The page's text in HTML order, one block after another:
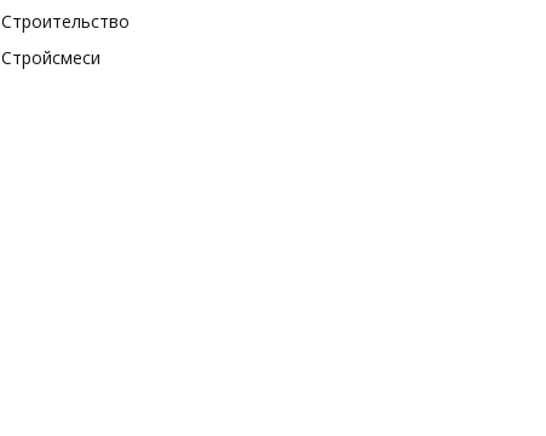
Строительство
Стройсмеси